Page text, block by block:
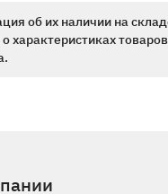
об их наличии на